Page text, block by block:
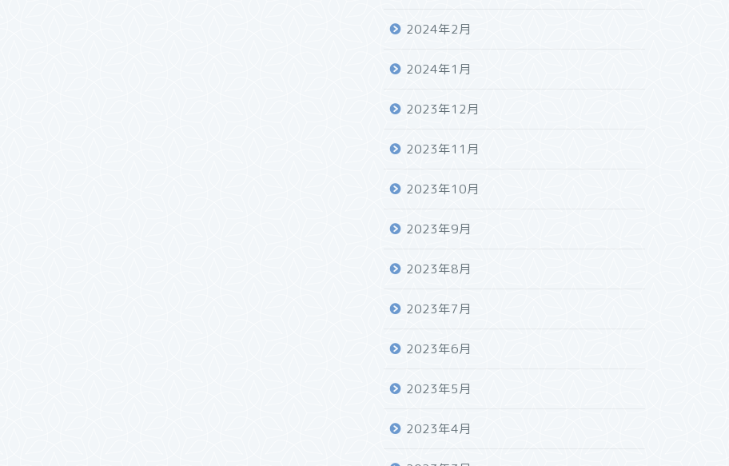
2024年2月
2024年1月
2023年12月
2023年11月
2023年10月
2023年9月
2023年8月
2023年7月
2023年6月
2023年5月
2023年4月